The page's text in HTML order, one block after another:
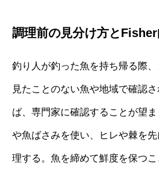
調理前の見分け方と
釣り人が釣った魚を持ち帰る際、
見たことのない魚や地域で確認
ば、専門家に確認することが望
や魚ばさみを使い、ヒレや棘を
理する。魚を締めて鮮度を保つ